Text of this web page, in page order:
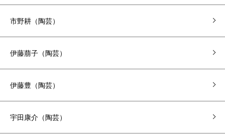
市野耕（陶芸）
伊藤萠子（陶芸）
伊藤豊（陶芸）
宇田康介（陶芸）